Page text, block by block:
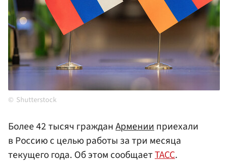
Shutterstock
Более 42 тысяч гражданАрменииприехали
в Россию с целью работы за три месяца
текущего года. Об этом сообщаетТАСС.